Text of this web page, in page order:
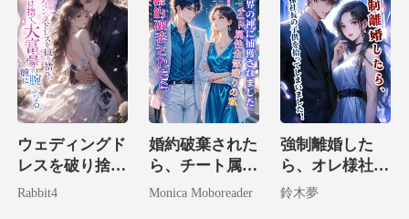
ウェディングド
レスを破り捨
て、私は大富豪
Rabbit4
婚約破棄された
ら、チート属性
全部盛りの私が
Monica Moboreader
強制離婚した
ら、オレ様社長
の子供を拾って
鈴木夢